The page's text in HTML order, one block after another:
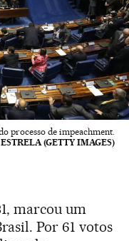
processo de impeachment.
(GETTY IMAGES)
marcou um
Por 61 votos